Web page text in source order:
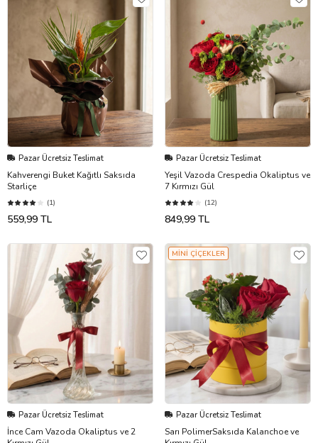
Pazar Ücretsiz Teslimat
Kahverengi Buket Kağıtlı Saksıda
Starliçe
(1)
559,99 TL
Pazar Ücretsiz Teslimat
Yeşil Vazoda Crespedia Okaliptus ve
7 Kırmızı Gül
(12)
849,99 TL
Pazar Ücretsiz Teslimat
İnce Cam Vazoda Okaliptus ve 2
MİNİ ÇİÇEKLER
Pazar Ücretsiz Teslimat
Sarı PolimerSaksıda Kalanchoe ve